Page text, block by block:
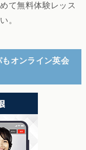
て無料体験レッス
。
オンライン英会